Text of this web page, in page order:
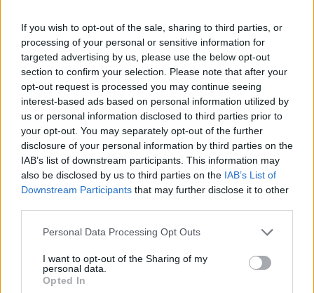
If you wish to opt-out of the sale, sharing to third parties, or
processing of your personal or sensitive information for
targeted advertising by us, please use the below opt-out
section to confirm your selection. Please note that after your
opt-out request is processed you may continue seeing
interest-based ads based on personal information utilized by
us or personal information disclosed to third parties prior to
your opt-out. You may separately opt-out of the further
disclosure of your personal information by third parties on the
IAB’s list of downstream participants. This information may
also be disclosed by us to third parties on the IAB’s List of
Downstream Participants that may further disclose it to other
Personal Data Processing Opt Outs
I want to opt-out of the Sharing of my
personal data.
Opted In
Idzes, Candé, Doig; Thorstvedt, Matic,
Koné; Laurientè, Pinamonti, Volpato. All.
Grosso
Dove vedere Cagliari-Sassuolo in diretta
tv
La gara tra Cagliari e Sassuolo è valida per la
nona giornata del campionato di Serie A. E per
chi non è riuscito a strappare un biglietto per
vederla dal vivo, la soluzione sarà vederla in tv o
in streaming.
Cagliari-Sassuolo, 9ª giornata Serie